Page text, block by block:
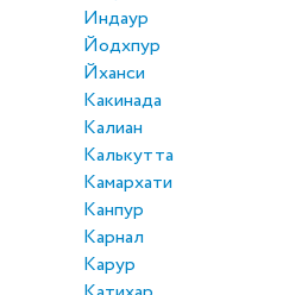
Индаур
Йодхпур
Йханси
Какинада
Калиан
Калькутта
Камархати
Канпур
Карнал
Карур